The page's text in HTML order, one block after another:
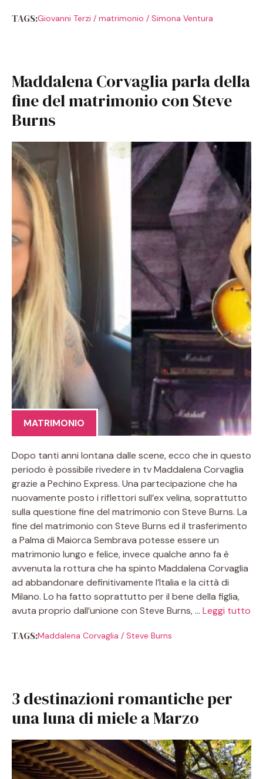
TAGS:Giovanni Terzi / matrimonio / Simona Ventura
Maddalena Corvaglia parla della
fine del matrimonio con Steve
Burns
MATRIMONIO
Dopo tanti anni lontana dalle scene, ecco che in questo
periodo è possibile rivedere in tv Maddalena Corvaglia
grazie a Pechino Express. Una partecipazione che ha
nuovamente posto i riflettori sull’ex velina, soprattutto
sulla questione fine del matrimonio con Steve Burns. La
fine del matrimonio con Steve Burns ed il trasferimento
a Palma di Maiorca Sembrava potesse essere un
matrimonio lungo e felice, invece qualche anno fa è
avvenuta la rottura che ha spinto Maddalena Corvaglia
ad abbandonare definitivamente l’Italia e la città di
Milano. Lo ha fatto soprattutto per il bene della figlia,
avuta proprio dall’unione con Steve Burns, … Leggi tutto
TAGS:Maddalena Corvaglia / Steve Burns
3 destinazioni romantiche per
una luna di miele a Marzo